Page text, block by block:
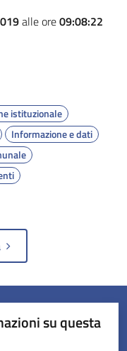
alle ore09:08:22
istituzionale
Informazione e dati
su questa